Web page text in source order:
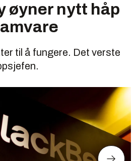
øyner nytt håp
til å fungere. Det verste